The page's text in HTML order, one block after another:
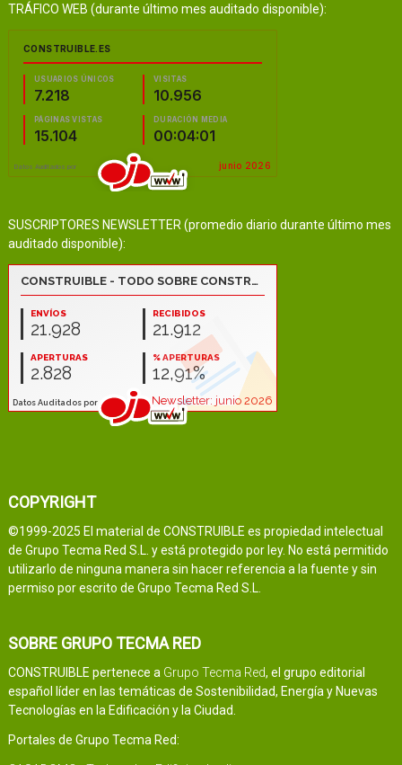
TRÁFICO WEB (durante último mes auditado disponible):
SUSCRIPTORES NEWSLETTER (promedio diario durante último mes
auditado disponible):
COPYRIGHT
©1999-2025 El material de CONSTRUIBLE es propiedad intelectual
de Grupo Tecma Red S.L. y está protegido por ley. No está permitido
utilizarlo de ninguna manera sin hacer referencia a la fuente y sin
permiso por escrito de Grupo Tecma Red S.L.
SOBRE GRUPO TECMA RED
CONSTRUIBLE pertenece a Grupo Tecma Red, el grupo editorial
español líder en las temáticas de Sostenibilidad, Energía y Nuevas
Tecnologías en la Edificación y la Ciudad.
Portales de Grupo Tecma Red: